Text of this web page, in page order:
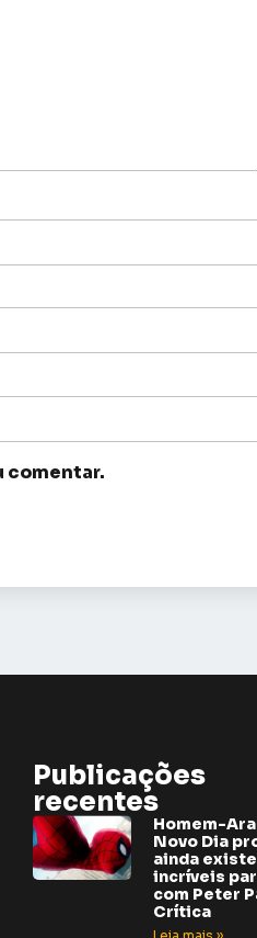
comentar.
Publicações
recentes
Homem-
Novo Dia
ainda
incríveis
com Peter
Crítica